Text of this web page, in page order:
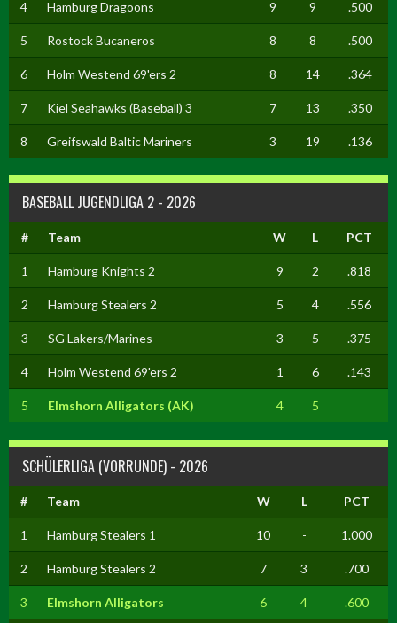
4 Hamburg Dragoons 9 9 .500
5 Rostock Bucaneros 8 8 .500
6 Holm Westend 69'ers 2 8 14 .364
7 Kiel Seahawks (Baseball) 3 7 13 .350
8 Greifswald Baltic Mariners 3 19 .136
BASEBALL JUGENDLIGA 2 - 2026
# Team W L PCT
1 Hamburg Knights 2 9 2 .818
2 Hamburg Stealers 2 5 4 .556
3 SG Lakers/Marines 3 5 .375
4 Holm Westend 69'ers 2 1 6 .143
5 Elmshorn Alligators (AK) 4 5
SCHÜLERLIGA (VORRUNDE) - 2026
# Team W L PCT
1 Hamburg Stealers 1 10 - 1.000
2 Hamburg Stealers 2 7 3 .700
3 Elmshorn Alligators 6 4 .600